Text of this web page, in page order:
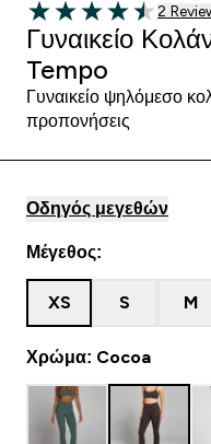
4.5 out of 5 stars
2
2
Γυναικείο
Tempo
Γυναικείο ψηλόμεσο
προπονήσεις
Οδηγός μεγεθών
Μέγεθος:
XS S M
Χρώμα: Cocoa